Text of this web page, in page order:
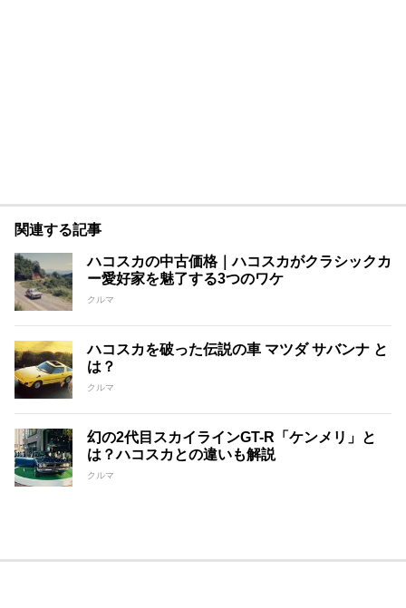
関連する記事
ハコスカの中古価格｜ハコスカがクラシックカ
ー愛好家を魅了する3つのワケ
クルマ
ハコスカを破った伝説の車 マツダ サバンナ と
は？
クルマ
幻の2代目スカイラインGT-R「ケンメリ」と
は？ハコスカとの違いも解説
クルマ